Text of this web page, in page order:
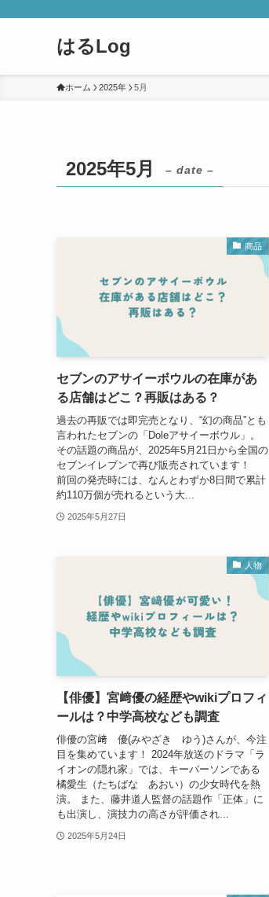
はるLog
ホーム 2025年 5月
2025年5月 – date –
商品
セブンのアサイーボウルの在庫があ
る店舗はどこ？再販はある？
過去の再販では即完売となり、“幻の商品”とも
言われたセブンの「Doleアサイーボウル」。
その話題の商品が、2025年5月21日から全国の
セブンイレブンで再び販売されています！
前回の発売時には、なんとわずか8日間で累計
約110万個が売れるという大...
2025年5月27日
人物
【俳優】宮﨑優の経歴やwikiプロフィ
ールは？中学高校なども調査
俳優の宮﨑 優(みやざき ゆう)さんが、今注
目を集めています！ 2024年放送のドラマ「ラ
イオンの隠れ家」では、キーパーソンである
橘愛生（たちばな あおい）の少女時代を熱
演。 また、藤井道人監督の話題作「正体」に
も出演し、演技力の高さが評価され...
2025年5月24日